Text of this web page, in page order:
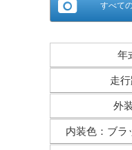
すべて
年
走
外
内装色： ブラ